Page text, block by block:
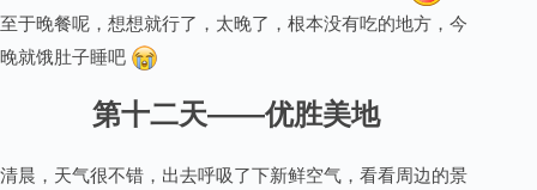
至于晚餐呢，想想就行了，太晚了，根本没有吃的地方，今
晚就饿肚子睡吧
第十二天——优胜美地
清晨，天气很不错，出去呼吸了下新鲜空气，看看周边的景